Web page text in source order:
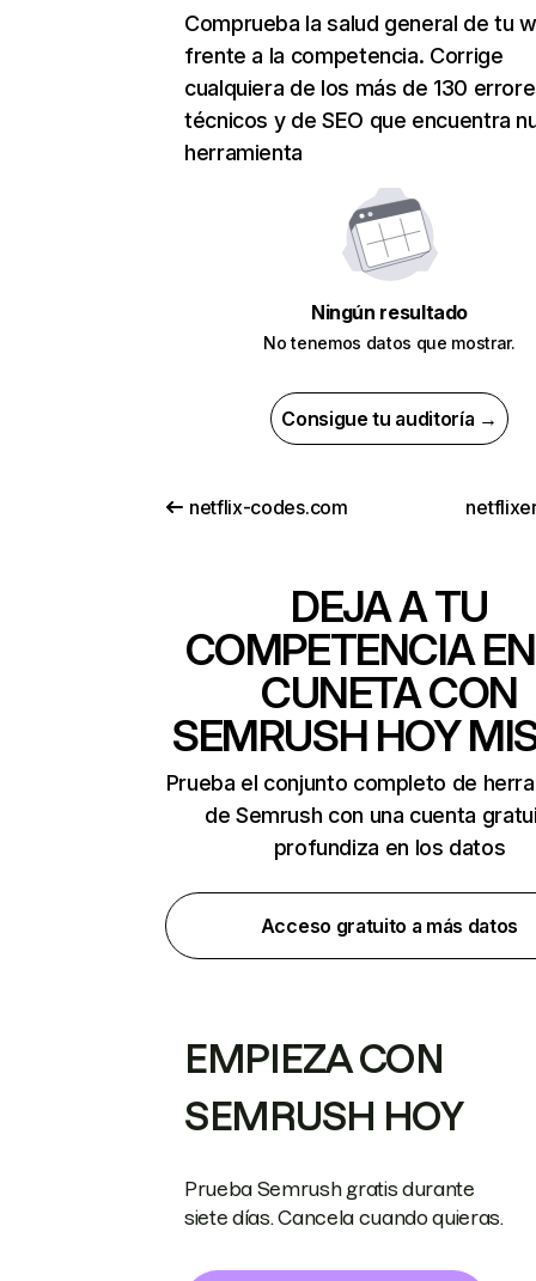
Comprueba la salud general de tu
frente a la competencia. Corrige
cualquiera de los más de 130
técnicos y de SEO que encuentra
herramienta
Ningún resultado
No tenemos datos que mostrar.
Consigue tu auditoría →
netflix-codes.com
DEJA A TU
COMPETENCIA
CUNETA CON
SEMRUSH HOY
Prueba el conjunto completo de
de Semrush con una cuenta
profundiza en los datos
Acceso gratuito a más datos
EMPIEZA CON
SEMRUSH HOY
Prueba Semrush gratis durante
siete días. Cancela cuando quieras.